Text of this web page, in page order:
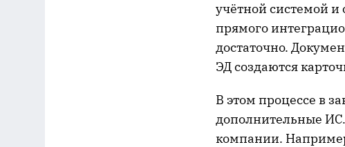
учётной системой и
прямого
достаточно.
ЭД создаются
В этом процессе в
дополнительные
компании.